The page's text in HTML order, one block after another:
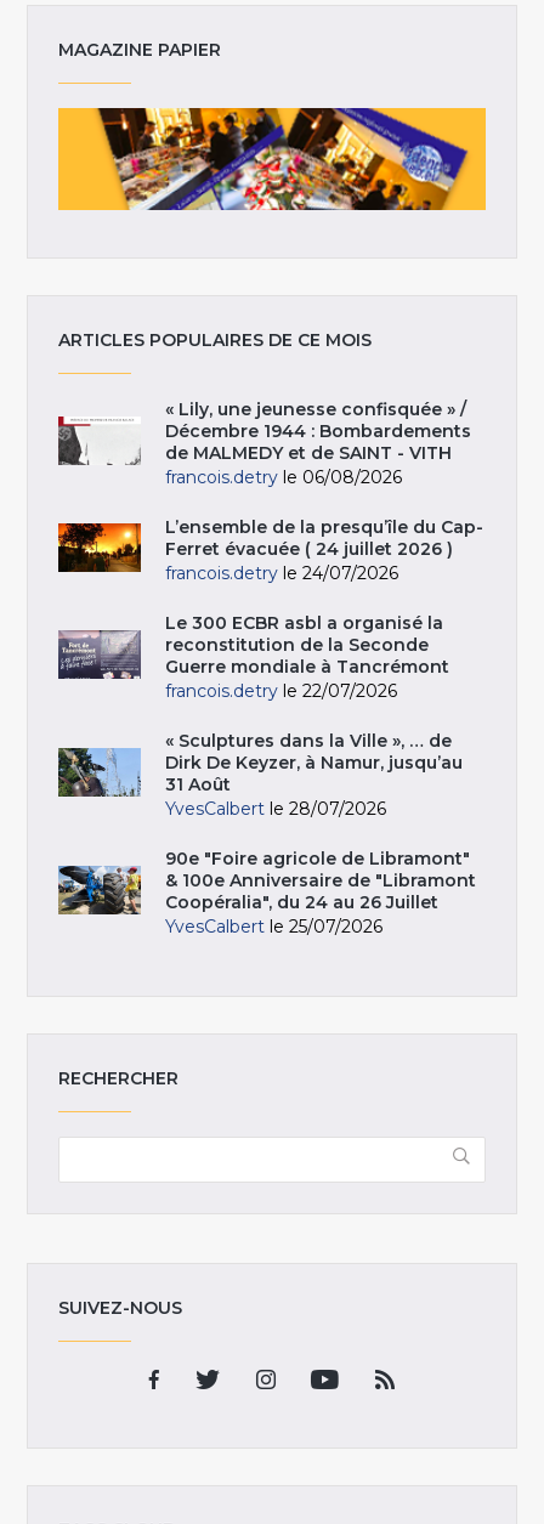
MAGAZINE PAPIER
ARTICLES POPULAIRES DE CE MOIS
« Lily, une jeunesse confisquée » /
Décembre 1944 : Bombardements
de MALMEDY et de SAINT - VITH
francois.detry le 06/08/2026
L’ensemble de la presqu’île du Cap-
Ferret évacuée ( 24 juillet 2026 )
francois.detry le 24/07/2026
Le 300 ECBR asbl a organisé la
reconstitution de la Seconde
Guerre mondiale à Tancrémont
francois.detry le 22/07/2026
« Sculptures dans la Ville », … de
Dirk De Keyzer, à Namur, jusqu’au
31 Août
YvesCalbert le 28/07/2026
90e "Foire agricole de Libramont"
& 100e Anniversaire de "Libramont
Coopéralia", du 24 au 26 Juillet
YvesCalbert le 25/07/2026
RECHERCHER
SUIVEZ-NOUS